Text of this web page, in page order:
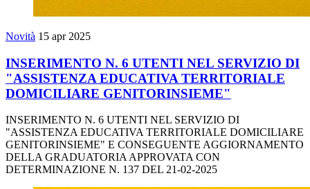
Novità 15 apr 2025
INSERIMENTO N. 6 UTENTI NEL SERVIZIO DI
"ASSISTENZA EDUCATIVA TERRITORIALE
DOMICILIARE GENITORINSIEME"
INSERIMENTO N. 6 UTENTI NEL SERVIZIO DI
"ASSISTENZA EDUCATIVA TERRITORIALE DOMICILIARE
GENITORINSIEME" E CONSEGUENTE AGGIORNAMENTO
DELLA GRADUATORIA APPROVATA CON
DETERMINAZIONE N. 137 DEL 21-02-2025